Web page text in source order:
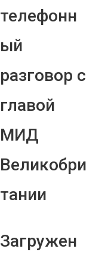
телефонн
ый
разговор с
главой
МИД
Великобри
тании
Загружен